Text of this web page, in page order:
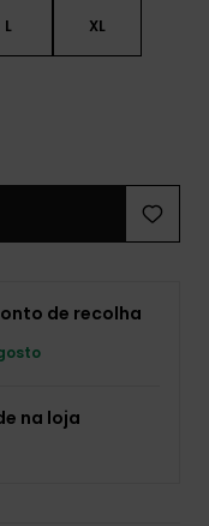
L XL
de recolha
na loja